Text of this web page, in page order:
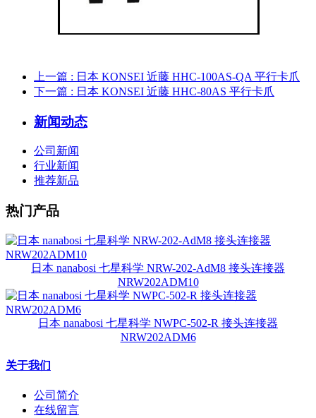
上一篇 : 日本 KONSEI 近藤 HHC-100AS-QA 平行卡爪
下一篇 : 日本 KONSEI 近藤 HHC-80AS 平行卡爪
新闻动态
公司新闻
行业新闻
推荐新品
热门产品
日本 nanabosi 七星科学 NRW-202-AdM8 接头连接器
NRW202ADM10
日本 nanabosi 七星科学 NWPC-502-R 接头连接器
NRW202ADM6
关于我们
公司简介
在线留言